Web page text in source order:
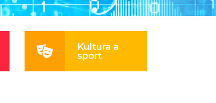
Kultura a
sport